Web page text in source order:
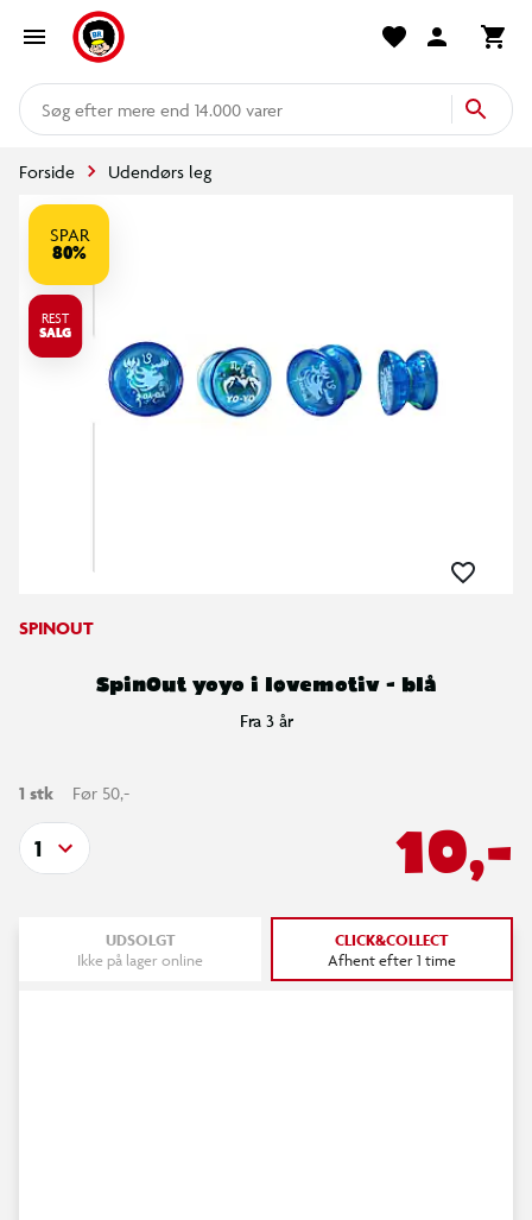
mere end 14.000 varer
Forside Udendørs leg
SPAR
80%
REST
SALG
SPINOUT
SpinOut yoyo i løvemotiv - blå
Fra 3 år
1 stk Før 50,-
10,-
1
UDSOLGT
Ikke på lager online
CLICK&COLLECT
Afhent efter 1 time